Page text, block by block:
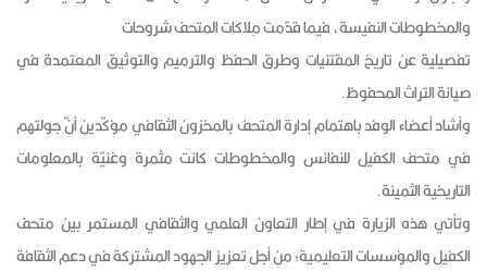
والمخطوطات النفيسة، فيما قدّمت مِلاكات المتحف شروحات
تفصيلية عن تاريخ المقتنيات وطرق الحفظ والترميم والتوثيق المعتمدة في
صيانة التراث المحفوظ.
وأشاد أعضاء الوفد باهتمام إدارة المتحف بالمخزون الثقافي مؤكّدين أنّ جولتهم
في متحف الكفيل للنفائس والمخطوطات كانت مثمرة وغنيّة بالمعلومات
التاريخية الثمينة.
وتأتي هذه الزيارة في إطار التعاون العلمي والثقافي المستمر بين متحف
الكفيل والمؤسسات التعليمية؛ من أجل تعزيز الجهود المشتركة في دعم الثقافة